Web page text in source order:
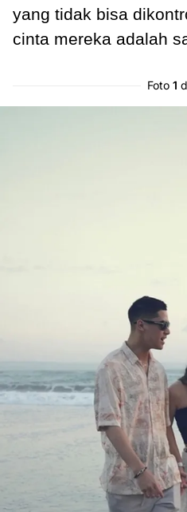
yang tidak bisa
cinta mereka adalah
Foto 1